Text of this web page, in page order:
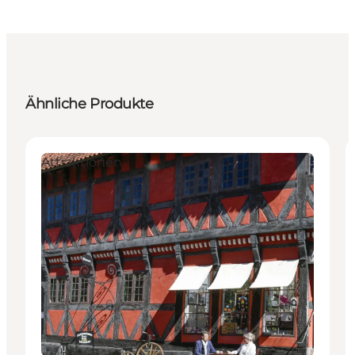
Ähnliche Produkte
Attraktionen